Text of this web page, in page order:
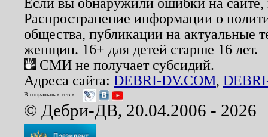
Распространение информации о
общества, публикации на актуальные
женщин. 16+ для детей старше 16 лет.
СМИ не получает субсидий.
Адреса сайта: DEBRI-DV.COM,
В социальных сетях:
© Дебри-ДВ, 20.04.2006 - 2026